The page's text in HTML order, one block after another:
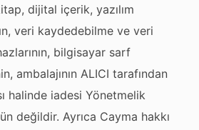
dijital içerik, yazılım
veri kaydedebilme ve veri
bilgisayar sarf
ambalajının ALICI tarafından
halinde iadesi Yönetmelik
değildir. Ayrıca Cayma hakkı